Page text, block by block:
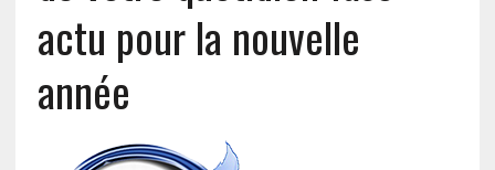
actu pour la nouvelle
année